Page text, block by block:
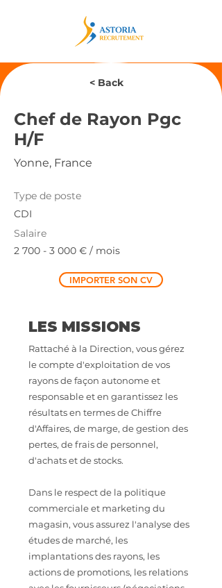
< Back
Chef de Rayon Pgc
H/F
Yonne, France
Type de poste
CDI
Salaire
2 700 - 3 000 € / mois
IMPORTER SON CV
LES MISSIONS
Rattaché à la Direction, vous gérez
le compte d'exploitation de vos
rayons de façon autonome et
responsable et en garantissez les
résultats en termes de Chiffre
d'Affaires, de marge, de gestion des
pertes, de frais de personnel,
d'achats et de stocks.
Dans le respect de la politique
commerciale et marketing du
magasin, vous assurez l'analyse des
études de marché, les
implantations des rayons, les
actions de promotions, les relations